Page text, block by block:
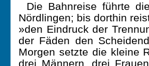
Die Bahnreise führte
Nördlingen; bis dorthin
»den Eindruck der
der Fäden den
Morgen setzte die kleine
drei Männern, drei